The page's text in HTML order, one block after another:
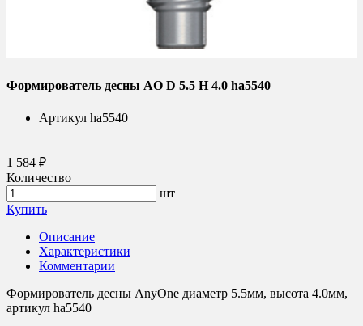
Формирователь десны AO D 5.5 H 4.0 ha5540
Артикул ha5540
1 584 ₽
Количество
шт
Купить
Описание
Характеристики
Комментарии
Формирователь десны AnyOne диаметр 5.5мм, высота 4.0мм,
артикул ha5540